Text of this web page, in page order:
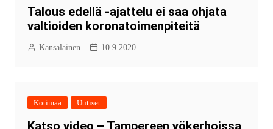
Talous edellä -ajattelu ei saa ohjata
valtioiden koronatoimenpiteitä
Kansalainen 10.9.2020
Kotimaa Uutiset
Katso video – Tampereen yökerhoissa